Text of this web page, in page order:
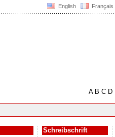
English Français
AB C D
Schreibschrift